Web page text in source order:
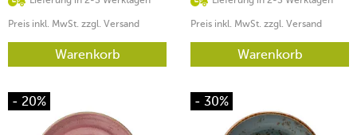
Preis inkl. MwSt. zzgl. Versand
Warenkorb
Preis inkl. MwSt. zzgl. Versand
Warenkorb
- 20% - 30%